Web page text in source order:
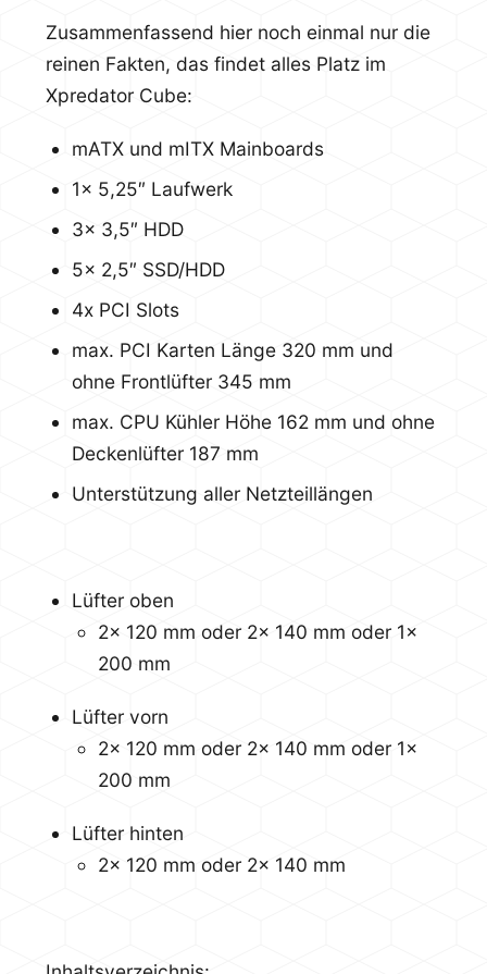
Zusammenfassend hier noch einmal nur die
reinen Fakten, das findet alles Platz im
Xpredator Cube:
mATX und mITX Mainboards
1x 5,25″ Laufwerk
3x 3,5″ HDD
5x 2,5″ SSD/HDD
4x PCI Slots
max. PCI Karten Länge 320 mm und
ohne Frontlüfter 345 mm
max. CPU Kühler Höhe 162 mm und ohne
Deckenlüfter 187 mm
Unterstützung aller Netzteillängen
Lüfter oben
2x 120 mm oder 2x 140 mm oder 1x
200 mm
Lüfter vorn
2x 120 mm oder 2x 140 mm oder 1x
200 mm
Lüfter hinten
2x 120 mm oder 2x 140 mm